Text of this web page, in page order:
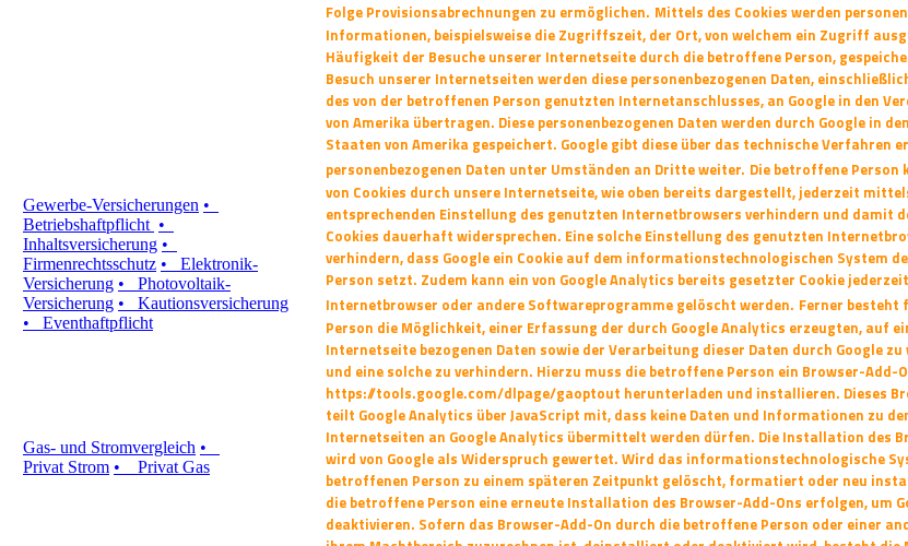
Folge Provisionsabrechnungen zu ermöglichen. Mittels des Cookies werden
Informationen, beispielsweise die Zugriffszeit, der Ort, von welchem ein Zugriff
Häufigkeit der Besuche unserer Internetseite durch die betroffene Person,
Besuch unserer Internetseiten werden diese personenbezogenen Daten,
des von der betroffenen Person genutzten Internetanschlusses, an Google in den
von Amerika übertragen. Diese personenbezogenen Daten werden durch Google in
Staaten von Amerika gespeichert. Google gibt diese über das technische Verfahren
personenbezogenen Daten unter Umständen an Dritte weiter. Die betroffene Person
von Cookies durch unsere Internetseite, wie oben bereits dargestellt, jederzeit
entsprechenden Einstellung des genutzten Internetbrowsers verhindern und damit
Cookies dauerhaft widersprechen. Eine solche Einstellung des genutzten
verhindern, dass Google ein Cookie auf dem informationstechnologischen System
Person setzt. Zudem kann ein von Google Analytics bereits gesetzter Cookie
Internetbrowser oder andere Softwareprogramme gelöscht werden. Ferner
Person die Möglichkeit, einer Erfassung der durch Google Analytics erzeugten, auf
Internetseite bezogenen Daten sowie der Verarbeitung dieser Daten durch Google zu
und eine solche zu verhindern. Hierzu muss die betroffene Person ein Browser-Add-
https://tools.google.com/dlpage/gaoptout herunterladen und installieren. Dieses
teilt GoogleAnalytics über JavaScript mit, dass keine Daten und Informationen zu
Internetseiten an GoogleAnalytics übermittelt werden dürfen. Die Installation des
wird von Google als Widerspruch gewertet. Wird das informationstechnologische
betroffenen Person zu einem späteren Zeitpunkt gelöscht, formatiert oder neu
die betroffene Person eine erneute Installation des Browser-Add-Ons erfolgen, um
deaktivieren. Sofern das Browser-Add-On durch die betroffene Person oder einer
Gewerbe-Versicherungen •
Betriebshaftpflicht •
Inhaltsversicherung •
Firmenrechtsschutz • Elektronik-
Versicherung • Photovoltaik-
Versicherung • Kautionsversicherung
• Eventhaftpflicht
Gas- und Stromvergleich •
Privat Strom • Privat Gas